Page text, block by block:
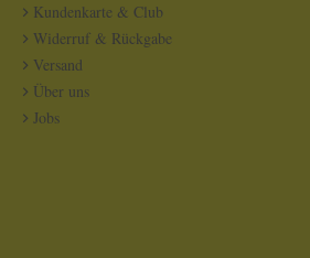
Kundenkarte & Club
Widerruf & Rückgabe
Versand
Über uns
Jobs